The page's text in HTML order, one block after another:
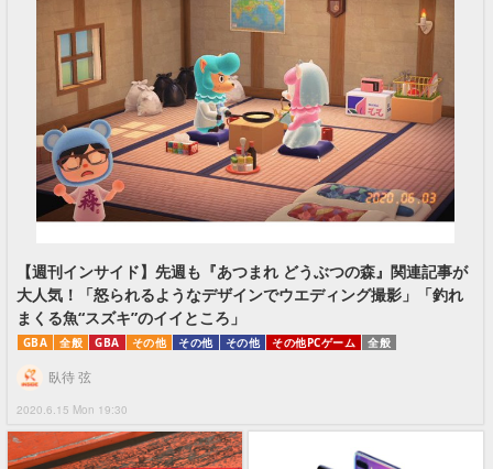
【週刊インサイド】先週も『あつまれ どうぶつの森』関連記事が
大人気！「怒られるようなデザインでウエディング撮影」「釣れ
まくる魚“スズキ”のイイところ」
GBA 全般 GBA その他 その他 その他 その他PCゲーム 全般
2020.6.15 Mon 19:30
臥待 弦